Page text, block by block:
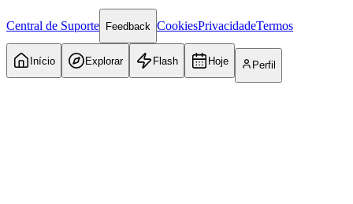
Central de Suporte Feedback CookiesPrivacidadeTermos
Início Explorar Flash Hoje Perfil